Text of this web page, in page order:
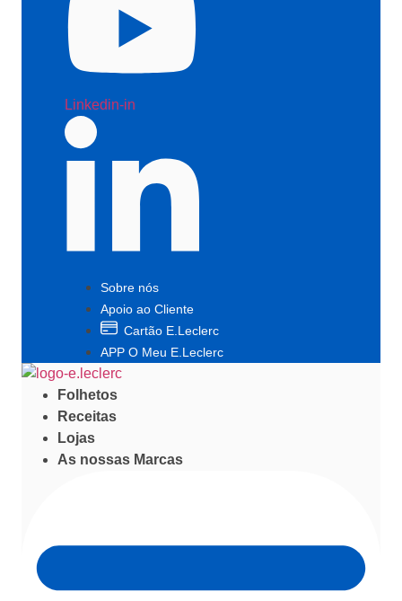
Linkedin-in
Sobre nós
Apoio ao Cliente
Cartão E.Leclerc
APP O Meu E.Leclerc
Folhetos
Receitas
Lojas
As nossas Marcas